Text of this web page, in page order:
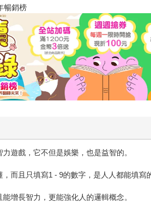
暢銷榜
遊戲，它不但是娛樂，也是益智的。
，而且只填寫1 - 9的數字，是人人都能填
增長智力，更能強化人的邏輯概念。